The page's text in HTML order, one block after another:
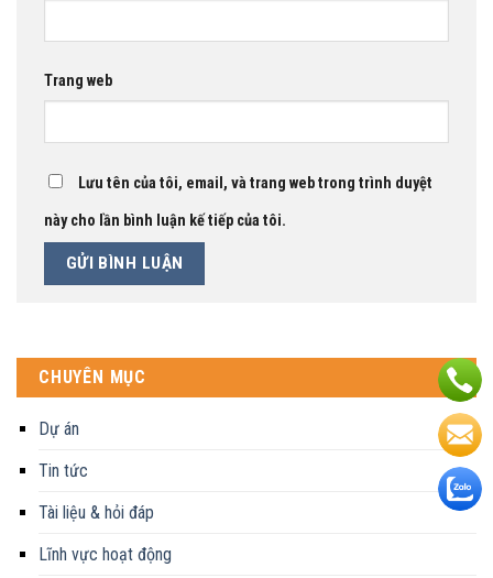
Trang web
Lưu tên của tôi, email, và trang web trong trình duyệt
này cho lần bình luận kế tiếp của tôi.
CHUYÊN MỤC
Dự án
Tin tức
Tài liệu & hỏi đáp
Lĩnh vực hoạt động